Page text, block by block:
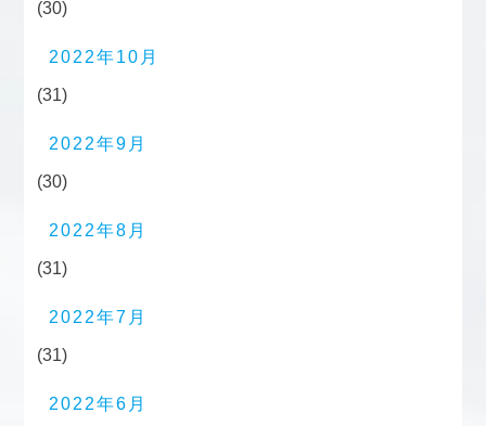
(30)
2022年10月
(31)
2022年9月
(30)
2022年8月
(31)
2022年7月
(31)
2022年6月